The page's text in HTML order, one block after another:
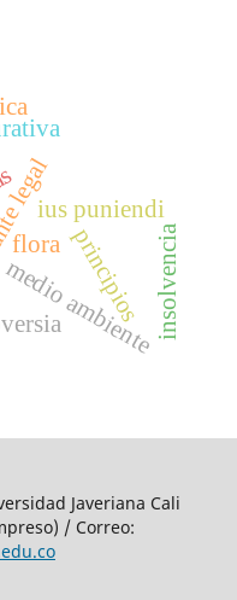
flora
medio ambiente
ius puniendi
insolvencia
principios
Javeriana Cali
/ Correo: